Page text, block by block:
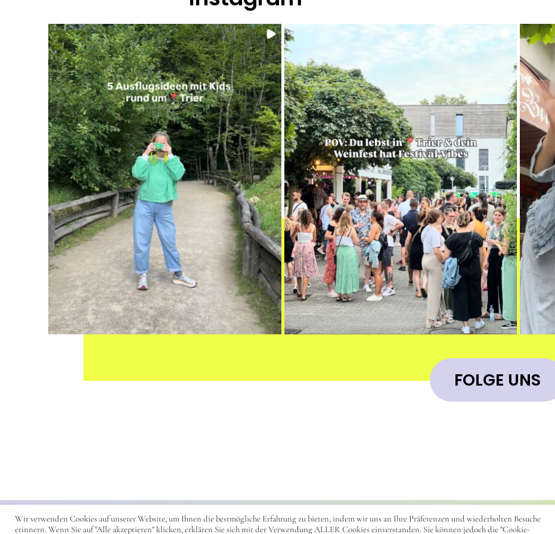
FOLGE UNS
© 2023 - DearTrier IMPRESSUM
Wir verwenden Cookies auf unserer Website, um Ihnen die bestmögliche Erfahrung zu bieten, indem wir uns an Ihre Präferenzen und wiederholten Besuche
erinnern. Wenn Sie auf "Alle akzeptieren" klicken, erklären Sie sich mit der Verwendung ALLER Cookies einverstanden. Sie können jedoch die "Cookie-